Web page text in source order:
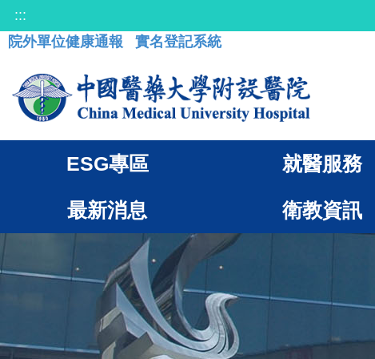
:::
院外單位健康通報
實名登記系統
ESG專區 就醫服務
最新消息 衛教資訊